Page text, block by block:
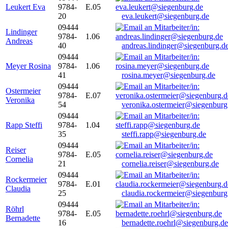
Leukert Eva
9784-
20
E.05
eva.leukert@siegenburg.de
Lindinger
Andreas
09444
9784-
40
1.06
Meyer Rosina
09444
9784-
41
1.06
rosina.meyer@siegenburg.de
Ostermeier
Veronika
09444
9784-
54
E.07
Rapp Steffi
09444
9784-
35
1.04
steffi.rapp@siegenburg.de
Reiser
Cornelia
09444
9784-
21
E.05
cornelia.reiser@siegenburg.de
Rockermeier
Claudia
09444
9784-
25
E.01
Röhrl
Bernadette
09444
9784-
16
E.05
bernadette.roehrl@siegenburg.de